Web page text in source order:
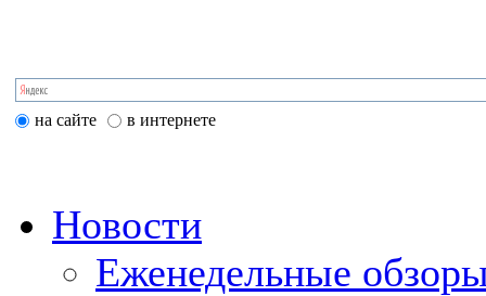
на сайте в интернете
Новости
Еженедельные